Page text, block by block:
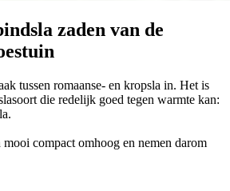
zaden van de
tussen romaanse- en kropsla in. Het is
die redelijk goed tegen warmte kan:
compact omhoog en nemen darom